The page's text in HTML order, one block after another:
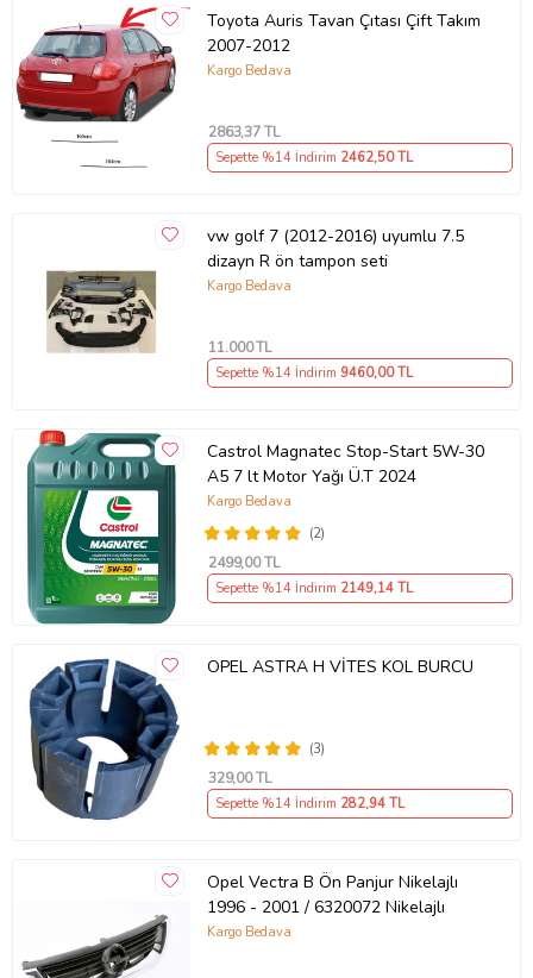
Toyota Auris Tavan Çıtası Çift Takım
2007-2012
Kargo Bedava
2863,37 TL
Sepette %14 İndirim 2462,50 TL
vw golf 7 (2012-2016) uyumlu 7.5
dizayn R ön tampon seti
Kargo Bedava
11.000TL
Sepette %14 İndirim 9460,00 TL
Castrol Magnatec Stop-Start 5W-30
A5 7 lt Motor Yağı Ü.T 2024
(2)
Kargo Bedava
2499,00 TL
Sepette %14 İndirim 2149,14 TL
OPEL ASTRA H VİTES KOL BURCU
(3)
329,00 TL
Sepette %14 İndirim 282,94 TL
Opel Vectra B Ön Panjur Nikelajlı
1996 - 2001 / 6320072 Nikelajlı
Kargo Bedava